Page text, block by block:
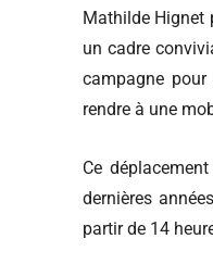
Mathilde Hignet
un cadre
campagne
rendre à une
Ce
dernières
partir de 14